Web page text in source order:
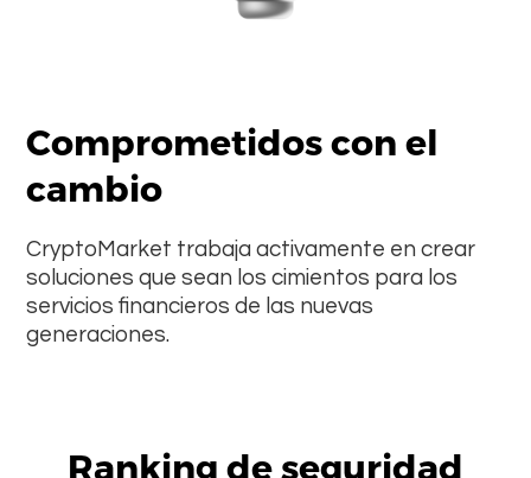
Comprometidos con el
cambio
CryptoMarket trabaja activamente en crear
soluciones que sean los cimientos para los
servicios financieros de las nuevas
generaciones.
Ranking de seguridad